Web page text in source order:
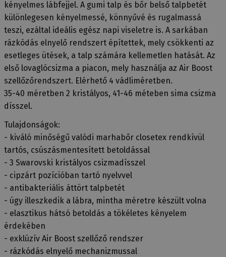
kényelmes lábfejjel. A gumi talp és bőr belső talpbetét
különlegesen kényelmessé, könnyűvé és rugalmassá
teszi, ezáltal ideális egész napi viseletre is. A sarkában
rázkódás elnyelő rendszert építettek, mely csökkenti az
esetleges ütések, a talp számára kellemetlen hatását. Az
első lovaglócsizma a piacon, mely használja az Air Boost
szellőzőrendszert. Elérhető 4 vádliméretben.
35-40 méretben 2 kristályos, 41-46 méteben sima csizma
dísszel.
Tulajdonságok:
- kiváló minőségű valódi marhabőr closetex rendkívül
tartós, csúszásmentesített betoldással
- 3 Swarovski kristályos csizmadísszel
- cipzárt pozícióban tartó nyelvvel
- antibakteriális áttört talpbetét
- úgy illeszkedik a lábra, mintha méretre készült volna
- elasztikus hátsó betoldás a tökéletes kényelem
érdekében
- exklúzív Air Boost szellőző rendszer
- rázkódás elnyelő mechanizmussal